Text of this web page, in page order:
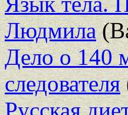
Людмила
Дело о 140
следователя
Русская